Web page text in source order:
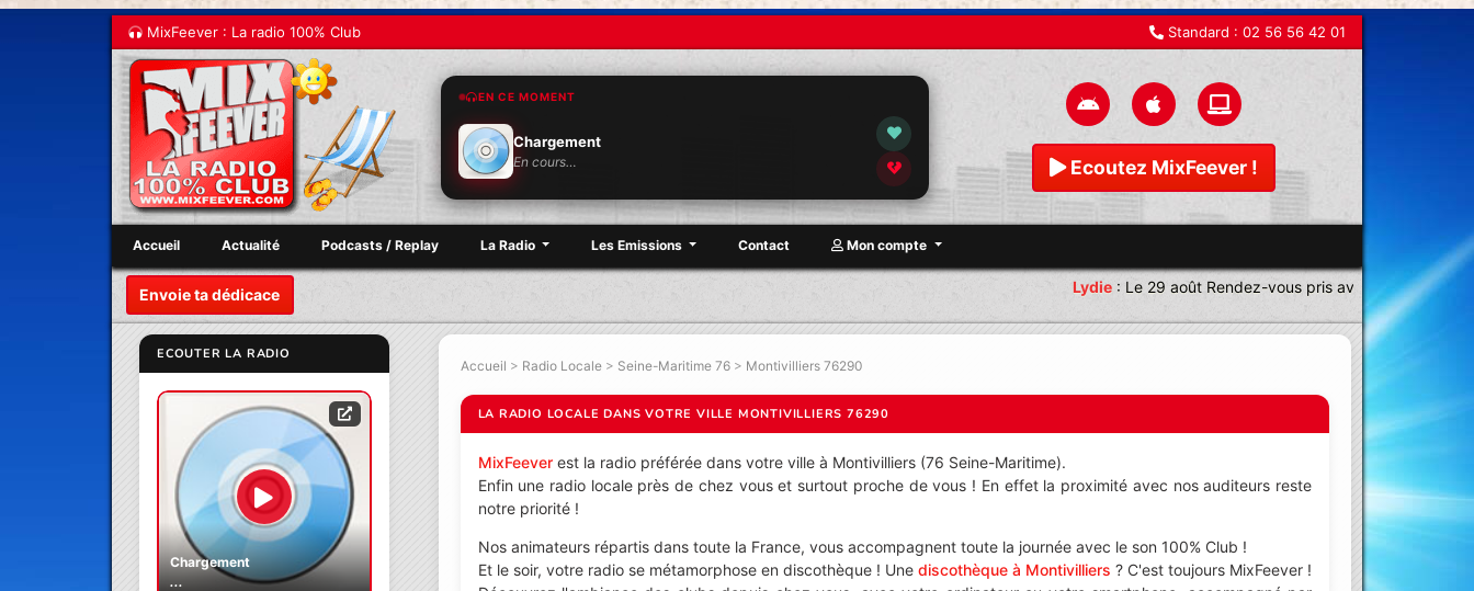
MixFeever : La radio 100% Club Standard : 02 56 56 42 01
EN CE MOMENT
Chargement
En cours… Ecoutez MixFeever !
Accueil Actualité Podcasts / Replay La Radio Les Emissions Contact Mon compte
Envoie ta dédicace Lydie:Le 29 août Rendez-vous pris avec une équipe
ECOUTER LA RADIO
Chargement
...
Accueil > Radio Locale> Seine-Maritime 76> Montivilliers 76290
LA RADIO LOCALE DANS VOTRE VILLE MONTIVILLIERS 76290
MixFeeverest la radio préférée dans votre ville à Montivilliers (76 Seine-Maritime).
Enfin une radio locale près de chez vous et surtout proche de vous ! En effet la proximité avec nos auditeurs reste
notre priorité !
Nos animateurs répartis dans toute la France, vous accompagnent toute la journée avec le son 100% Club !
Et le soir, votre radio se métamorphose en discothèque ! Une discothèque à Montivilliers ? C'est toujours MixFeever !